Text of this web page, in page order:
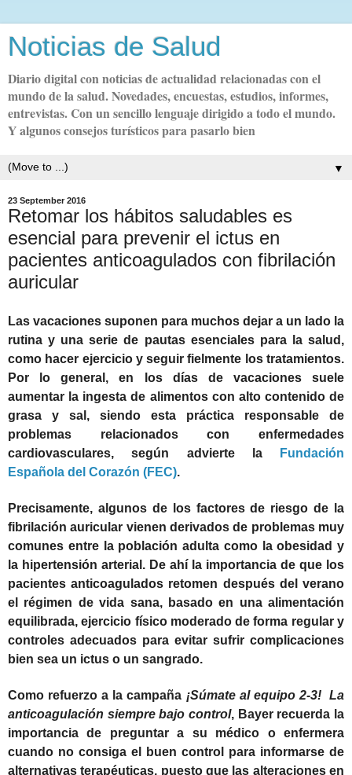
Noticias de Salud
Diario digital con noticias de actualidad relacionadas con el
mundo de la salud. Novedades, encuestas, estudios, informes,
entrevistas. Con un sencillo lenguaje dirigido a todo el mundo.
Y algunos consejos turísticos para pasarlo bien
▼
23 September 2016
Retomar los hábitos saludables es
esencial para prevenir el ictus en
pacientes anticoagulados con fibrilación
auricular
Las vacaciones suponen para muchos dejar a un lado la
rutina y una serie de pautas esenciales para la salud,
como hacer ejercicio y seguir fielmente los tratamientos.
Por lo general, en los días de vacaciones suele
aumentar la ingesta de alimentos con alto contenido de
grasa y sal, siendo esta práctica responsable de
problemas relacionados con enfermedades
cardiovasculares, según advierte la
Fundación
Española del Corazón (FEC).
Precisamente, algunos de los factores de riesgo de la
fibrilación auricular vienen derivados de problemas muy
comunes entre la población adulta como la obesidad y
la hipertensión arterial. De ahí la importancia de que los
pacientes anticoagulados retomen después del verano
el régimen de vida sana, basado en una alimentación
equilibrada, ejercicio físico moderado de forma regular y
controles adecuados para evitar sufrir complicaciones
bien sea un ictus o un sangrado.
Como refuerzo a la campaña ¡Súmate al equipo 2-3! La
anticoagulación siempre bajo control, Bayer recuerda la
importancia de preguntar a su médico o enfermera
cuando no consiga el buen control para informarse de
alternativas terapéuticas, puesto que las alteraciones en